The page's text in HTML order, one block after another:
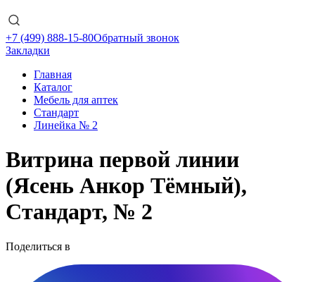
+7 (499) 888-15-80Обратный звонок
Закладки
Главная
Каталог
Мебель для аптек
Стандарт
Линейка № 2
Витрина первой линии
(Ясень Анкор Тёмный),
Стандарт, № 2
Поделиться в